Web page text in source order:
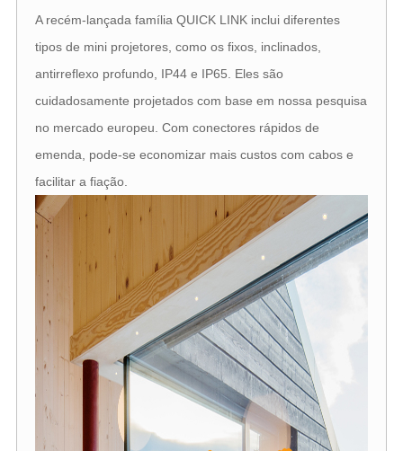
A recém-lançada família QUICK LINK inclui diferentes
tipos de mini projetores, como os fixos, inclinados,
antirreflexo profundo, IP44 e IP65. Eles são
cuidadosamente projetados com base em nossa pesquisa
no mercado europeu. Com conectores rápidos de
emenda, pode-se economizar mais custos com cabos e
facilitar a fiação.